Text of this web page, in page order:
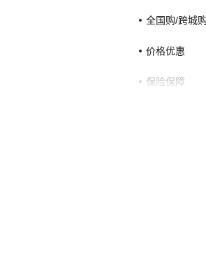
全国购/跨城
价格优惠
保险保障